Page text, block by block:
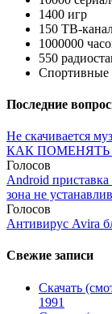
1400 игр
150 ТВ-
1000000
550
Спортивные
Последние
Не скачивается
КАК
Голосов
Android
зона не
Голосов
Антивирус Avira
Свежие записи
Скачать
1991